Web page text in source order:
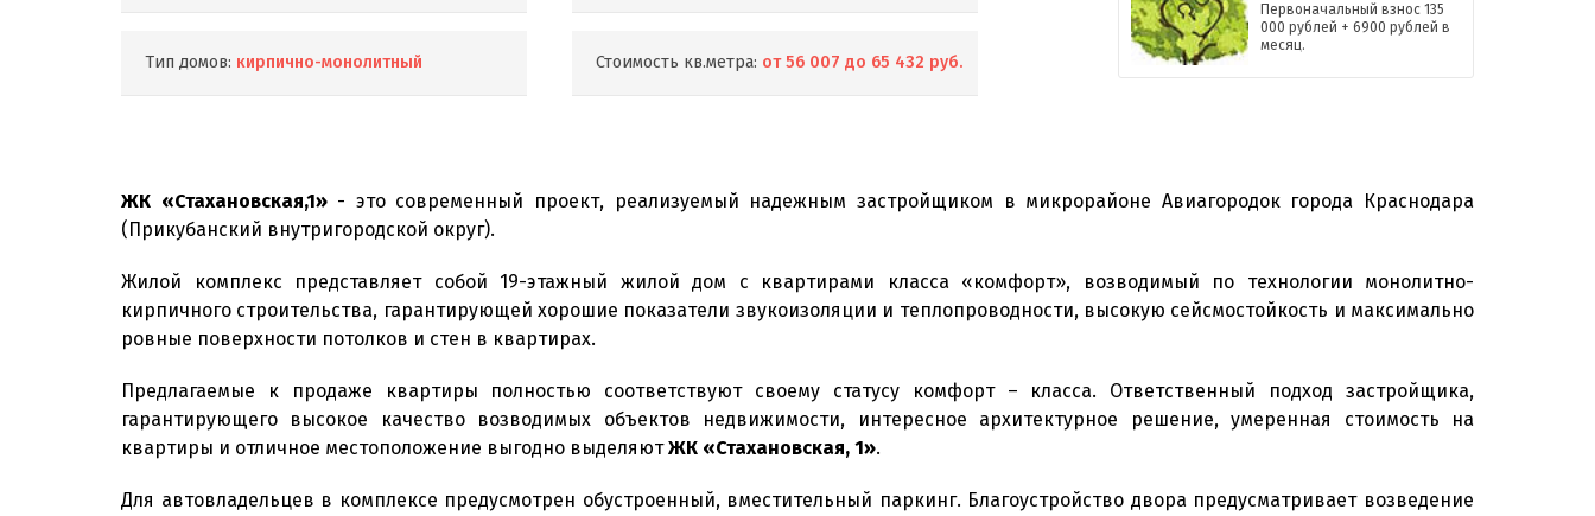
Тип домов: кирпично-монолитный Стоимость кв.метра: от 56 007 до 65 432 руб.
Первоначальный взнос 135
000 рублей + 6900 рублей в
месяц.
ЖК «Стахановская,1»- это современный проект, реализуемый надежным застройщиком в микрорайоне Авиагородок города Краснодара
(Прикубанский внутригородской округ).
Жилой комплекс представляет собой 19-этажный жилой дом с квартирами класса «комфорт», возводимый по технологии монолитно-
кирпичного строительства, гарантирующей хорошие показатели звукоизоляции и теплопроводности, высокую сейсмостойкость и максимально
ровные поверхности потолков и стен в квартирах.
Предлагаемые к продаже квартиры полностью соответствуют своему статусу комфорт – класса. Ответственный подход застройщика,
гарантирующего высокое качество возводимых объектов недвижимости, интересное архитектурное решение, умеренная стоимость на
квартиры и отличное местоположение выгодно выделяютЖК «Стахановская, 1».
Для автовладельцев в комплексе предусмотрен обустроенный, вместительный паркинг. Благоустройство двора предусматривает возведение